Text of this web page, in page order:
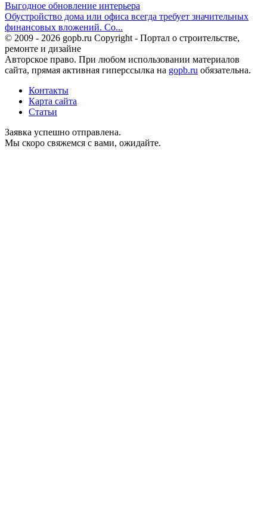
Выгодное обновление интерьера
Обустройство дома или офиса всегда требует значительных
финансовых вложений. Со...
© 2009 - 2026 gopb.ru Copyright - Портал о строительстве,
ремонте и дизайне
Авторское право. При любом использовании материалов
сайта, прямая активная гиперссылка на gopb.ru обязательна.
Контакты
Карта сайта
Статьи
Заявка успешно отправлена.
Мы скоро свяжемся с вами, ожидайте.